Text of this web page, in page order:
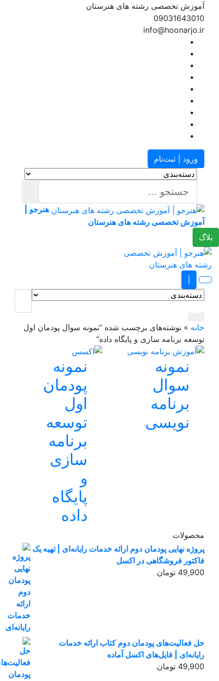
آموزش تخصصی رشته های هنرستان
09031643010
info@hoonarjo.ir
ورود | ثبت‌نام
هنرجو |
آموزش تخصصی رشته های هنرستان
خانه» نوشته‌های برچسب شده “نمونه سوال پودمان اول
توسعه برنامه سازی و پایگاه داده”
نمونه
سوال
برنامه
نویسی
نمونه
پودمان
اول
توسعه
برنامه
سازی
پایگاه
داده
محصولات
پروژه نهایی پودمان دوم ارائه خدمات رایانه‌ای | تهیه یک
فاکتور فروشگاهی در اکسل
49,900 تومان
حل فعالیت‌های پودمان دوم کتاب ارائه خدمات
رایانه‌ای | فایل‌های اکسل آماده
49,900 تومان